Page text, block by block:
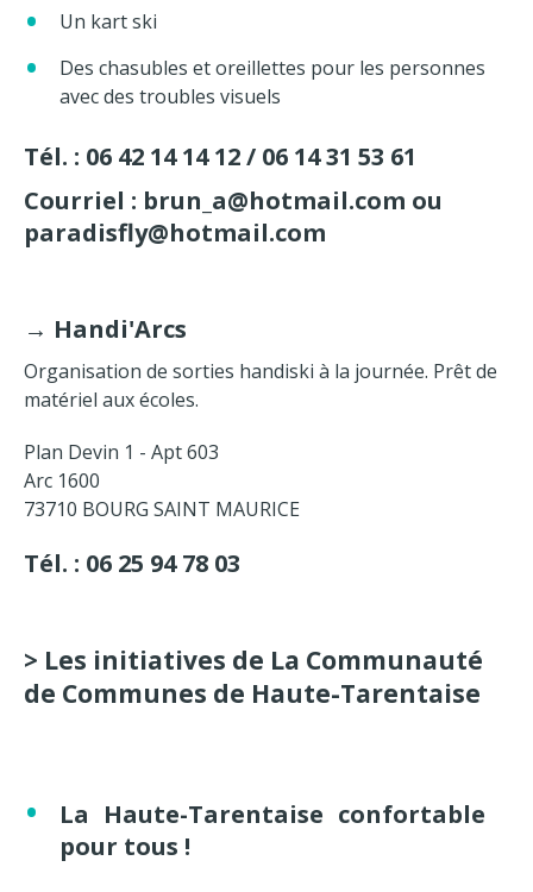
Un kart ski
Des chasubles et oreillettes pour les personnes
avec des troubles visuels
Tél. : 06 42 14 14 12 / 06 14 31 53 61
Courriel : brun_a@hotmail.com ou
paradisfly@hotmail.com
→ Handi'Arcs
Organisation de sorties handiski à la journée. Prêt de
matériel aux écoles.
Plan Devin 1 - Apt 603
Arc 1600
73710 BOURG SAINT MAURICE
Tél. : 06 25 94 78 03
> Les initiatives de La Communauté
de Communes de Haute-Tarentaise
La Haute-Tarentaise confortable
pour tous !